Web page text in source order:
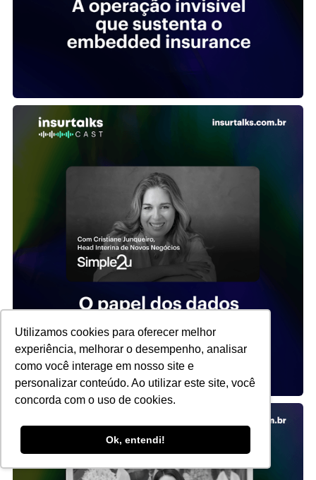
Utilizamos cookies para oferecer melhor
experiência, melhorar o desempenho, analisar
como você interage em nosso site e
personalizar conteúdo. Ao utilizar este site, você
concorda com o uso de cookies.
Ok, entendi!